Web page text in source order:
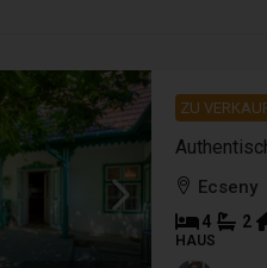
ZU
Ecseny
4 2
HAUS